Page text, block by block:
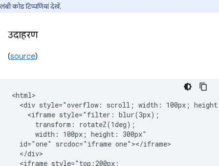
लंबी कोड टिप्पणियां देखें.
उदाहरण
(source)
<html>
<div style="overflow: scroll; width: 100px;
    <iframe style="filter: blur(3px);
      transform: rotateZ(1deg);
      width: 100px; height: 300px"
  id="one" srcdoc="iframe one"></iframe>
  </div>
  <iframe style="top:200px;